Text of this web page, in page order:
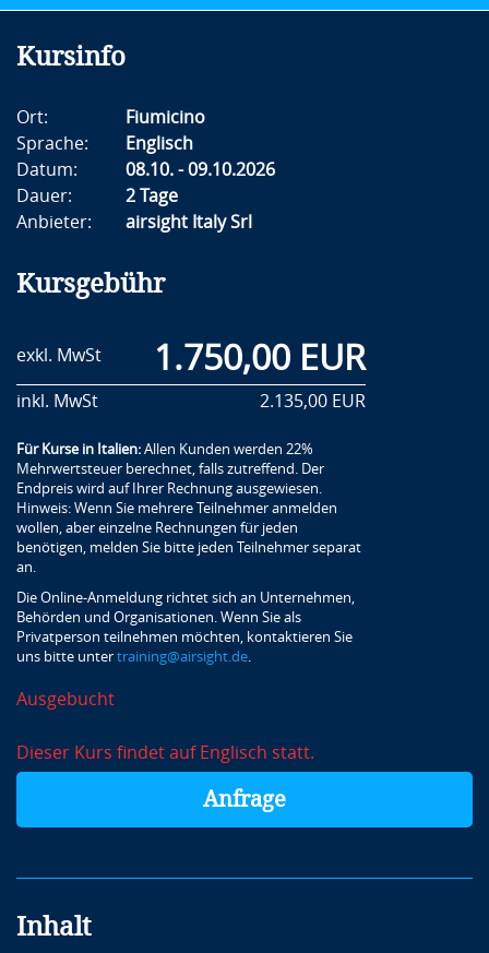
Kursinfo
Ort:
Fiumicino
Sprache:
Englisch
Datum:
08.10. - 09.10.2026
Dauer:
2 Tage
Anbieter:
airsight Italy Srl
Kursgebühr
exkl. MwSt 1.750,00 EUR
inkl. MwSt 2.135,00 EUR
Für Kurse in Italien: Allen Kunden werden 22%
Mehrwertsteuer berechnet, falls zutreffend. Der
Endpreis wird auf Ihrer Rechnung ausgewiesen.
Hinweis: Wenn Sie mehrere Teilnehmer anmelden
wollen, aber einzelne Rechnungen für jeden
benötigen, melden Sie bitte jeden Teilnehmer separat
an.
Die Online-Anmeldung richtet sich an Unternehmen,
Behörden und Organisationen. Wenn Sie als
Privatperson teilnehmen möchten, kontaktieren Sie
uns bitte unter training@airsight.de
Ausgebucht
Dieser Kurs findet auf Englisch statt.
Anfrage
Inhalt